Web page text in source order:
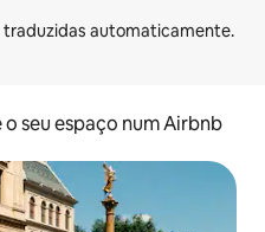
seu espaço num Airbnb